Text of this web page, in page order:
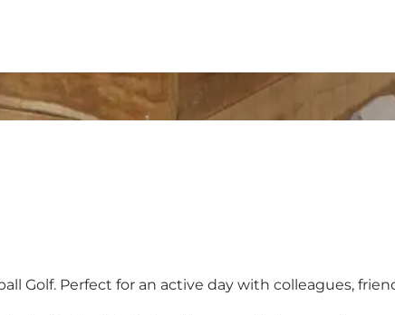
Golf. Perfect for an active day with colleagues,